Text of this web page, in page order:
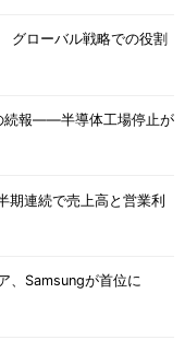
グローバル戦略での役割
続報――半導体工場停止が
期連続で売上高と営業利
、Samsungが首位に